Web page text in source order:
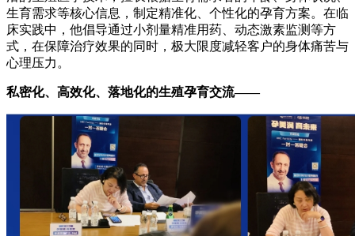
生育需求等核心信息，制定精准化、个性化的孕育方案。在临
床实践中，他倡导通过小剂量精准用药、动态激素监测等方
式，在保障治疗效果的同时，极大限度减轻客户的身体痛苦与
心理压力。
私密化、高效化、落地化的生殖孕育交流——